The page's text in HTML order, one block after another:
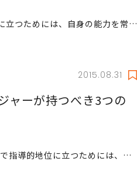
女性が外資系企業で指導的地位に立つためには、自身の能力を常に高めていかなければならない。成功するために必要とされるものは何か？
2015.08.31
ャーが持つべき3つの
「2030」に向けて、女性が企業で指導的地位に立つためには、自身でもマネジメント能力を高める必要がある。外資系企業は「女性管理職」に何を求めるのか？